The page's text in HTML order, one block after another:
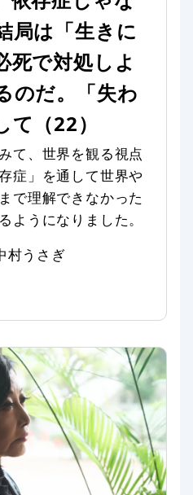
局は「生きに
死で対処しよ
のだ。「失わ
（22）
て、世界を観る視点
症」を通して世界や
で理解できなかった
ようになりました。
村うさぎ